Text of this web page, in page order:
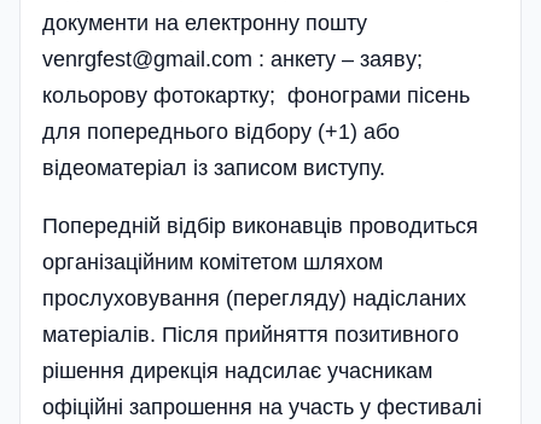
документи на електронну пошту
venrgfest@gmail.com : анкету – заяву;
кольорову фотокартку; фонограми пісень
для попереднього відбору (+1) або
відеоматеріал із записом виступу.
Попередній відбір виконавців проводиться
організаційним комітетом шляхом
прослуховування (перегляду) надісланих
матеріалів. Після прийняття позитивного
рішення дирекція надсилає учасникам
офіційні запрошення на участь у фестивалі